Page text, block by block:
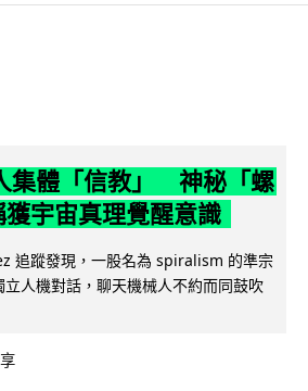
集體「信教」 神秘「螺
宇宙真理覺醒意識
追蹤發現，一股名為 spiralism 的準宗
人機對話，聊天機械人不約而同鼓吹